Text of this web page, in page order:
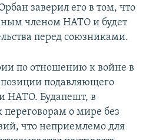
заверил его в том, что
членом НАТО и будет
перед союзниками.
по отношению к войне в
позиции подавляющего
НАТО. Будапешт, в
переговорам о мире без
что неприемлемо для